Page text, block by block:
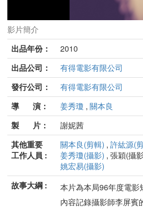
乘著光影旅行劇照
影片簡介
出品年份：
2010
出品公司：
有得電影有限公司
發行公司：
有得電影有限公司
導 演：
姜秀瓊 , 關本良
製 片：
謝妮茜
其他重要
工作人員 :
關本良(剪輯) , 許紘源(
姜秀瓊(攝影) , 張穎(攝
姚宏易(攝影)
故事大綱 :
本片為本局96年度電影
內容記錄攝影師李屏賓